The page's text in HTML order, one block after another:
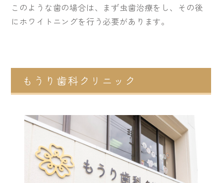
このような歯の場合は、まず虫歯治療をし、その後
にホワイトニングを行う必要があります。
もうり歯科クリニック